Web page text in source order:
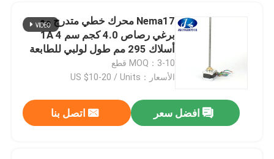
Nema17 محرك خطي متدرج مع
برغي رصاص 4.0 كجم سم 1A 4
أسلاك 295 مم طول لولبي للطابعة
ثلاثية الأبعاد
MOQ：3-10 قطع
الأسعار：US $10-20 / Units
افضل سعر اتصل بنا